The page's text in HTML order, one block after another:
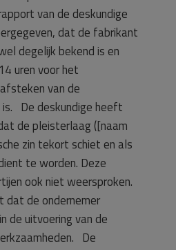
van de deskundige
dat de fabrikant
degelijk bekend is en
uren voor het
van de
De deskundige heeft
de pleisterlaag ([naam
zin tekort schiet en als
te worden. Deze
ook niet weersproken.
de ondernemer
de uitvoering van de
De